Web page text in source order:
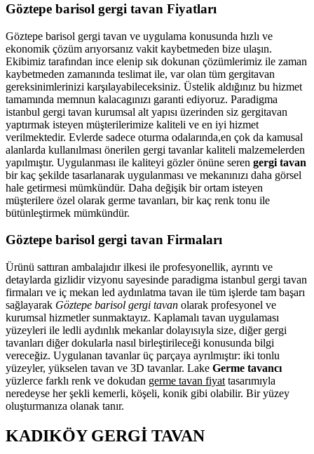
Göztepe barisol gergi tavan Fiyatları
Göztepe barisol gergi tavan ve uygulama konusunda hızlı ve
ekonomik çözüm arıyorsanız vakit kaybetmeden bize ulaşın.
Ekibimiz tarafından ince elenip sık dokunan çözümlerimiz ile zaman
kaybetmeden zamanında teslimat ile, var olan tüm gergitavan
gereksinimlerinizi karşılayabileceksiniz. Üstelik aldığınız bu hizmet
tamamında memnun kalacagınızı garanti ediyoruz. Paradigma
istanbul gergi tavan kurumsal alt yapısı üzerinden siz gergitavan
yaptırmak isteyen müşterilerimize kaliteli ve en iyi hizmet
verilmektedir. Evlerde sadece oturma odalarında,en çok da kamusal
alanlarda kullanılması önerilen gergi tavanlar kaliteli malzemelerden
yapılmıştır. Uygulanması ile kaliteyi gözler önüne seren gergi tavan
bir kaç şekilde tasarlanarak uygulanması ve mekanınızı daha görsel
hale getirmesi mümkündür. Daha değişik bir ortam isteyen
müşterilere özel olarak germe tavanları, bir kaç renk tonu ile
bütünleştirmek mümkündür.
Göztepe barisol gergi tavan Firmaları
Ürünü sattıran ambalajıdır ilkesi ile profesyonellik, ayrıntı ve
detaylarda gizlidir vizyonu sayesinde paradigma istanbul gergi tavan
firmaları ve iç mekan led aydınlatma tavan ile tüm işlerde tam başarı
sağlayarak Göztepe barisol gergi tavan olarak profesyonel ve
kurumsal hizmetler sunmaktayız. Kaplamalı tavan uygulaması
yüzeyleri ile ledli aydınlık mekanlar dolayısıyla size, diğer gergi
tavanları diğer dokularla nasıl birleştirileceği konusunda bilgi
vereceğiz. Uygulanan tavanlar üç parçaya ayrılmıştır: iki tonlu
yüzeyler, yükselen tavan ve 3D tavanlar. Lake Germe tavancı
yüzlerce farklı renk ve dokudan germe tavan fiyat tasarımıyla
neredeyse her şekli kemerli, köşeli, konik gibi olabilir. Bir yüzey
oluşturmanıza olanak tanır.
KADIKÖY GERGİ TAVAN